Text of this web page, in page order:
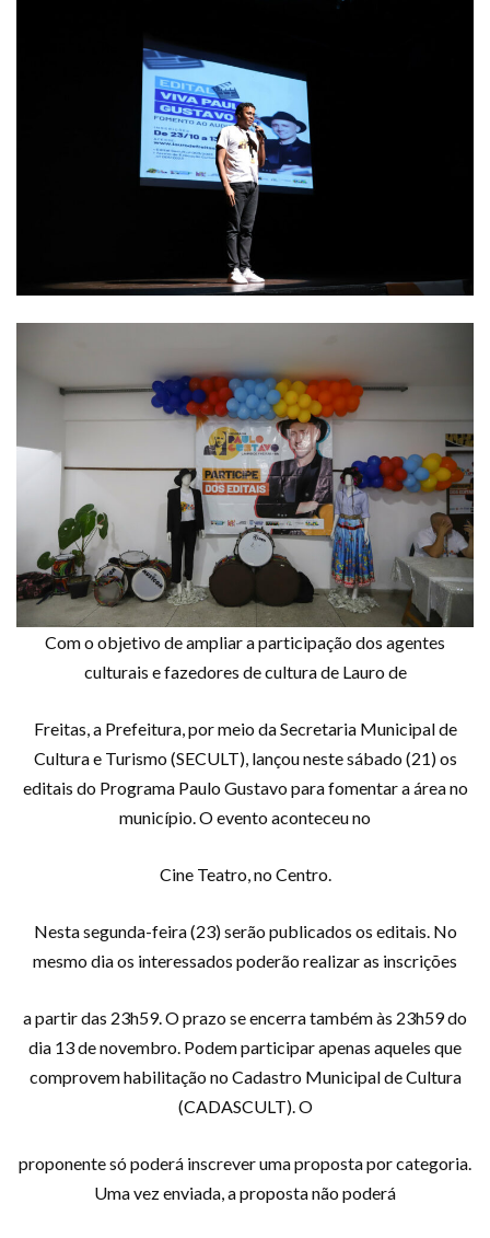
Com o objetivo de ampliar a participação dos agentes
culturais e fazedores de cultura de Lauro de
Freitas, a Prefeitura, por meio da Secretaria Municipal de
Cultura e Turismo (SECULT), lançou neste sábado (21) os
editais do Programa Paulo Gustavo para fomentar a área no
município. O evento aconteceu no
Cine Teatro, no Centro.
Nesta segunda-feira (23) serão publicados os editais. No
mesmo dia os interessados poderão realizar as inscrições
a partir das 23h59. O prazo se encerra também às 23h59 do
dia 13 de novembro. Podem participar apenas aqueles que
comprovem habilitação no Cadastro Municipal de Cultura
(CADASCULT). O
proponente só poderá inscrever uma proposta por categoria.
Uma vez enviada, a proposta não poderá